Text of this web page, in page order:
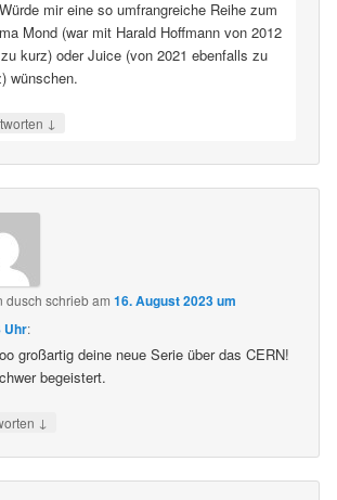
mir eine so umfrangreiche Reihe zum
Mond (war mit Harald Hoffmann von 2012
kurz) oder Juice (von 2021 ebenfalls zu
wünschen.
↓
dusch schriebam16. August 2023 um
Uhr:
großartig deine neue Serie über das CERN!
begeistert.
↓